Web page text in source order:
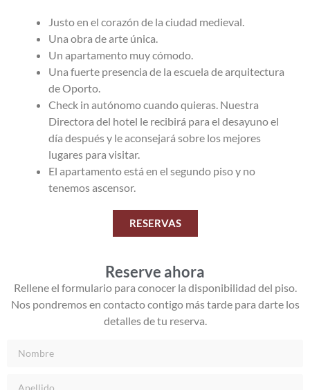
Justo en el corazón de la ciudad medieval.
Una obra de arte única.
Un apartamento muy cómodo.
Una fuerte presencia de la escuela de arquitectura
de Oporto.
Check in autónomo cuando quieras. Nuestra
Directora del hotel le recibirá para el desayuno el
día después y le aconsejará sobre los mejores
lugares para visitar.
El apartamento está en el segundo piso y no
tenemos ascensor.
RESERVAS
Reserve ahora
Rellene el formulario para conocer la disponibilidad del piso.
Nos pondremos en contacto contigo más tarde para darte los
detalles de tu reserva.